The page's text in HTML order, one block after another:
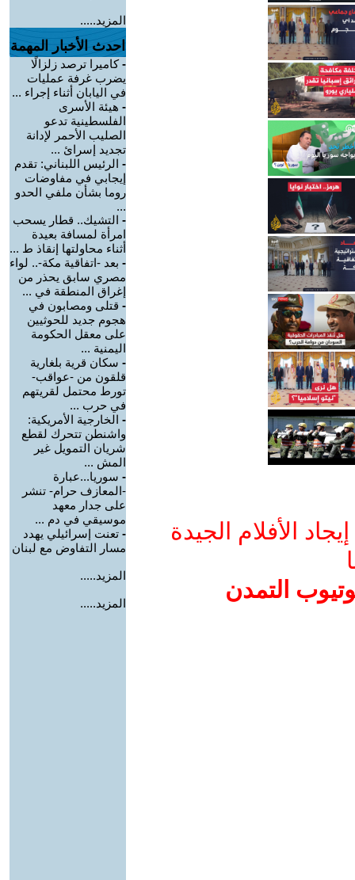
الأفلام الجيدة
التمدن
المزيد.....
احدث الأخبار المهمة
-كاميرا ترصد زلزالًا
يضرب غرفة عمليات
في اليابان أثناء إجراء ...
- هيئة الأسرى
الفلسطينية تدعو
الصليب الأحمر لإدانة
تجديد إسرائ ...
- الرئيس اللبناني: تقدم
إيجابي في مفاوضات
روما بشأن ملفي الحدو
...
- التشيك.. قطار يسحب
امرأة لمسافة بعيدة
أثناء محاولتها إنقاذ ط ...
- بعد -اتفاقية مكة-.. لواء
مصري سابق يحذر من
إغراق المنطقة في ...
- قتلى ومصابون في
هجوم جديد للحوثيين
على معقل الحكومة
اليمنية ...
- سكان قرية بلغارية
قلقون من -عواقب-
تورط محتمل لقريتهم
في حرب ...
- الخارجية الأمريكية:
واشنطن تتحرك لقطع
شريان التمويل غير
المش ...
- سوريا...عبارة
-المعازف حرام- تنشر
على جدار معهد
موسيقي في دم ...
- تعنت إسرائيلي يهدد
مسار التفاوض مع لبنان
المزيد.....
المزيد.....